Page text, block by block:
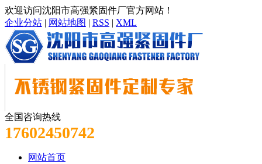
欢迎访问沈阳市高强紧固件厂官方网站！
企业分站 | 网站地图 | RSS | XML
全国咨询热线
17602450742
网站首页